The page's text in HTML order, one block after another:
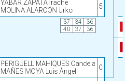
YABAR ZAPATA Irache
MOLINA ALARCÓN Urko
5
37 34
36
40
37 36
PERIGÜELL MAHIQUES Candela
MAÑES MOYA Luis Ángel
0